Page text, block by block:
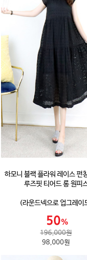
하모니 블랙 플라워 레이스 펀
루즈핏 티어드 롱 원피
(라운드넥으로 업그레이
196,000원
98,000원